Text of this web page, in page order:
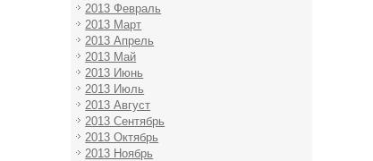
2013 Февраль
2013 Март
2013 Апрель
2013 Май
2013 Июнь
2013 Июль
2013 Август
2013 Сентябрь
2013 Октябрь
2013 Ноябрь